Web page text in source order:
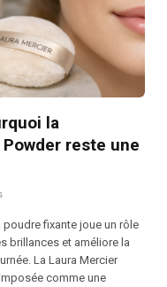
la
reste une
fixante joue un rôle
brillances et améliore la
La Laura Mercier
comme une